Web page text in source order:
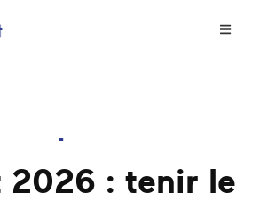
-
2026 : tenir le